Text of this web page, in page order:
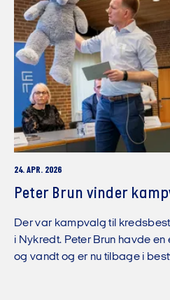
24. APR. 2026
Peter Brun vinder
Der var kampvalg til
i Nykredt. Peter Brun havde
og vandt og er nu tilbage i